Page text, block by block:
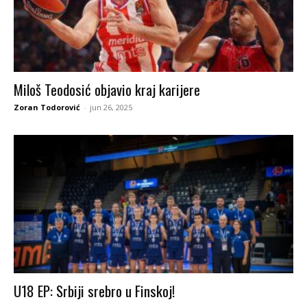
Miloš Teodosić objavio kraj karijere
Zoran Todorović - jun 26, 2025
U18 EP: Srbiji srebro u Finskoj!